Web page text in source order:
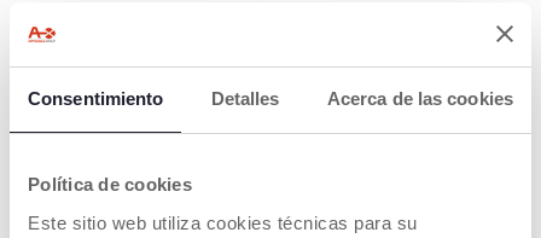
Consentimiento Detalles Acerca de las cookies
Política de cookies
Este sitio web utiliza cookies técnicas para su
SAFE UNDER THE
for carrycots is the ideal